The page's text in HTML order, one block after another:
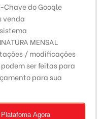
do Google
venda
MENSAL
/ modificações
ser feitas para
para sua
Agora